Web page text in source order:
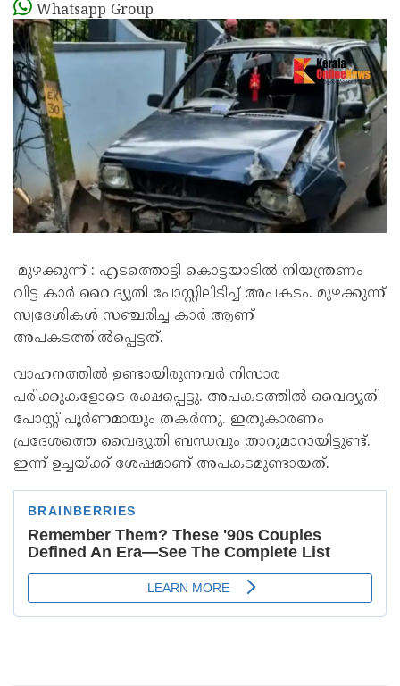
Whatsapp Group
മുഴക്കുന്ന് : എടത്തൊട്ടി കൊട്ടയാടിൽ നിയന്ത്രണം
വിട്ട കാർ വൈദ്യുതി പോസ്റ്റിലിടിച്ച് അപകടം. മുഴക്കുന്ന്
സ്വദേശികൾ സഞ്ചരിച്ച കാർ ആണ്
അപകടത്തിൽപ്പെട്ടത്.
വാഹനത്തിൽ ഉണ്ടായിരുന്നവർ നിസാര
പരിക്കുകളോടെ രക്ഷപ്പെട്ടു. അപകടത്തിൽ വൈദ്യുതി
പോസ്റ്റ് പൂർണമായും തകർന്നു. ഇതുകാരണം
പ്രദേശത്തെ വൈദ്യുതി ബന്ധവും താറുമാറായിട്ടുണ്ട്.
ഇന്ന് ഉച്ചയ്ക്ക് ശേഷമാണ് അപകടമുണ്ടായത്.